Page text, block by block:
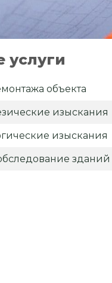
услуги
объекта
изыскания
изыскания
зданий